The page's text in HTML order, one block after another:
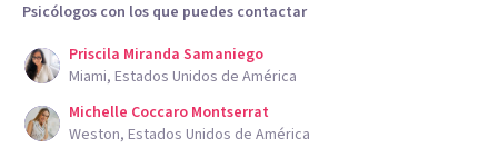
Psicólogos con los que puedes contactar
Priscila Miranda Samaniego
Miami, Estados Unidos de América
Michelle Coccaro Montserrat
Weston, Estados Unidos de América